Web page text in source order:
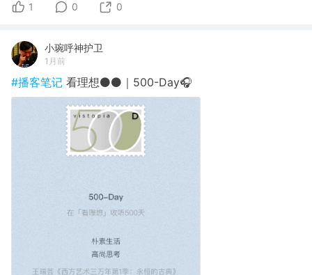
1 0 0
小琬呼神护卫
1月前
#播客笔记 看理想⚫️⚫️｜500-Day🎧